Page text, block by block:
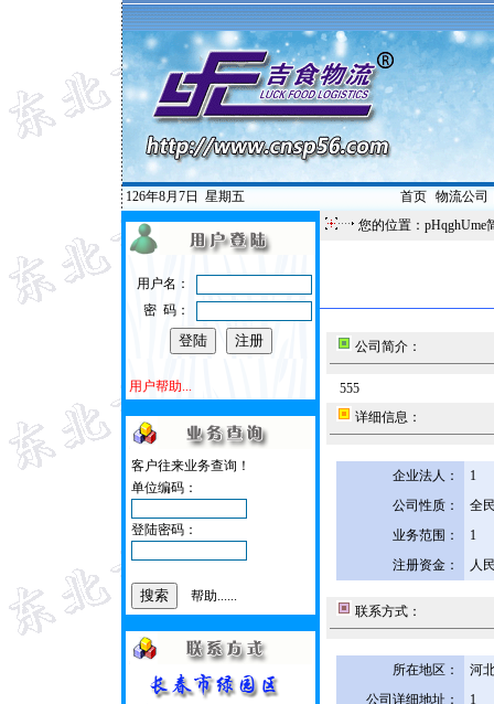
126年8月7日 星期五 首页| 物流公司
用户名：
密 码：
用户帮助...
客户往来业务查询！
单位编码：
登陆密码：
帮助......
您的位置：pHqghUme
公司简介：
555
详细信息：
企业法人：
1
公司性质：
全
业务范围：
1
注册资金：
人
联系方式：
所在地区：
河
公司详细地址：
1